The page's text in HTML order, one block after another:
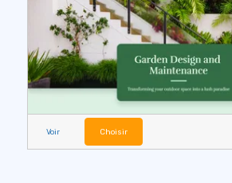
Voir Choisir